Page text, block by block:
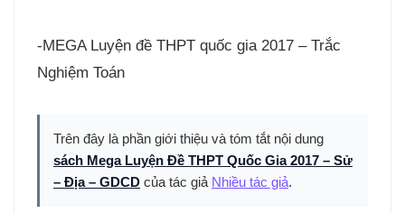
-MEGA Luyện đề THPT quốc gia 2017 – Trắc
Nghiệm Toán
Trên đây là phần giới thiệu và tóm tắt nội dung
sách Mega Luyện Đề THPT Quốc Gia 2017 – Sử
– Địa – GDCD của tác giả Nhiều tác giả.